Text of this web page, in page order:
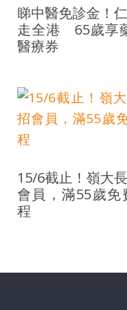
睇中醫免診金！
走全港 65歲享
醫療券
15/6截止！嶺大
會員，滿55歲免
程